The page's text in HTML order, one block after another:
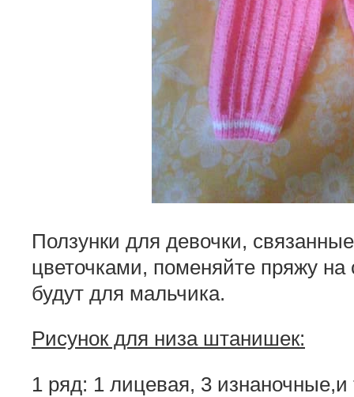
Ползунки для девочки,
цветочками, поменяйте пряжу на
будут для мальчика.
Рисунок для низа штанишек:
1 ряд: 1 лицевая, 3 изнаночные,и